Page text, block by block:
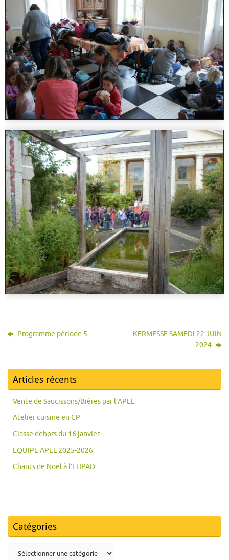
Programme période 5
KERMESSE SAMEDI 22 JUIN
2024
Articles récents
Vente de Saucissons/Bières par l’APEL
Atelier cuisine en CP
Classe dehors du 16 janvier
EQUIPE APEL 2025-2026
Chants de Noël à l’EHPAD
Catégories